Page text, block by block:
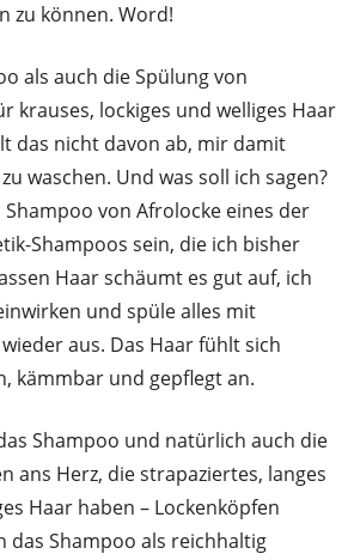
zu können. Word!
als auch die Spülung von
krauses, lockiges und welliges Haar
das nicht davon ab, mir damit
waschen. Und was soll ich sagen?
von Afrolocke eines der
Shampoos sein, die ich bisher
Haar schäumt es gut auf, ich
und spüle alles mit
aus. Das Haar fühlt sich
kämmbar und gepflegt an.
Shampoo und natürlich auch die
ans Herz, die strapaziertes, langes
Haar haben – Lockenköpfen
das Shampoo als reichhaltig